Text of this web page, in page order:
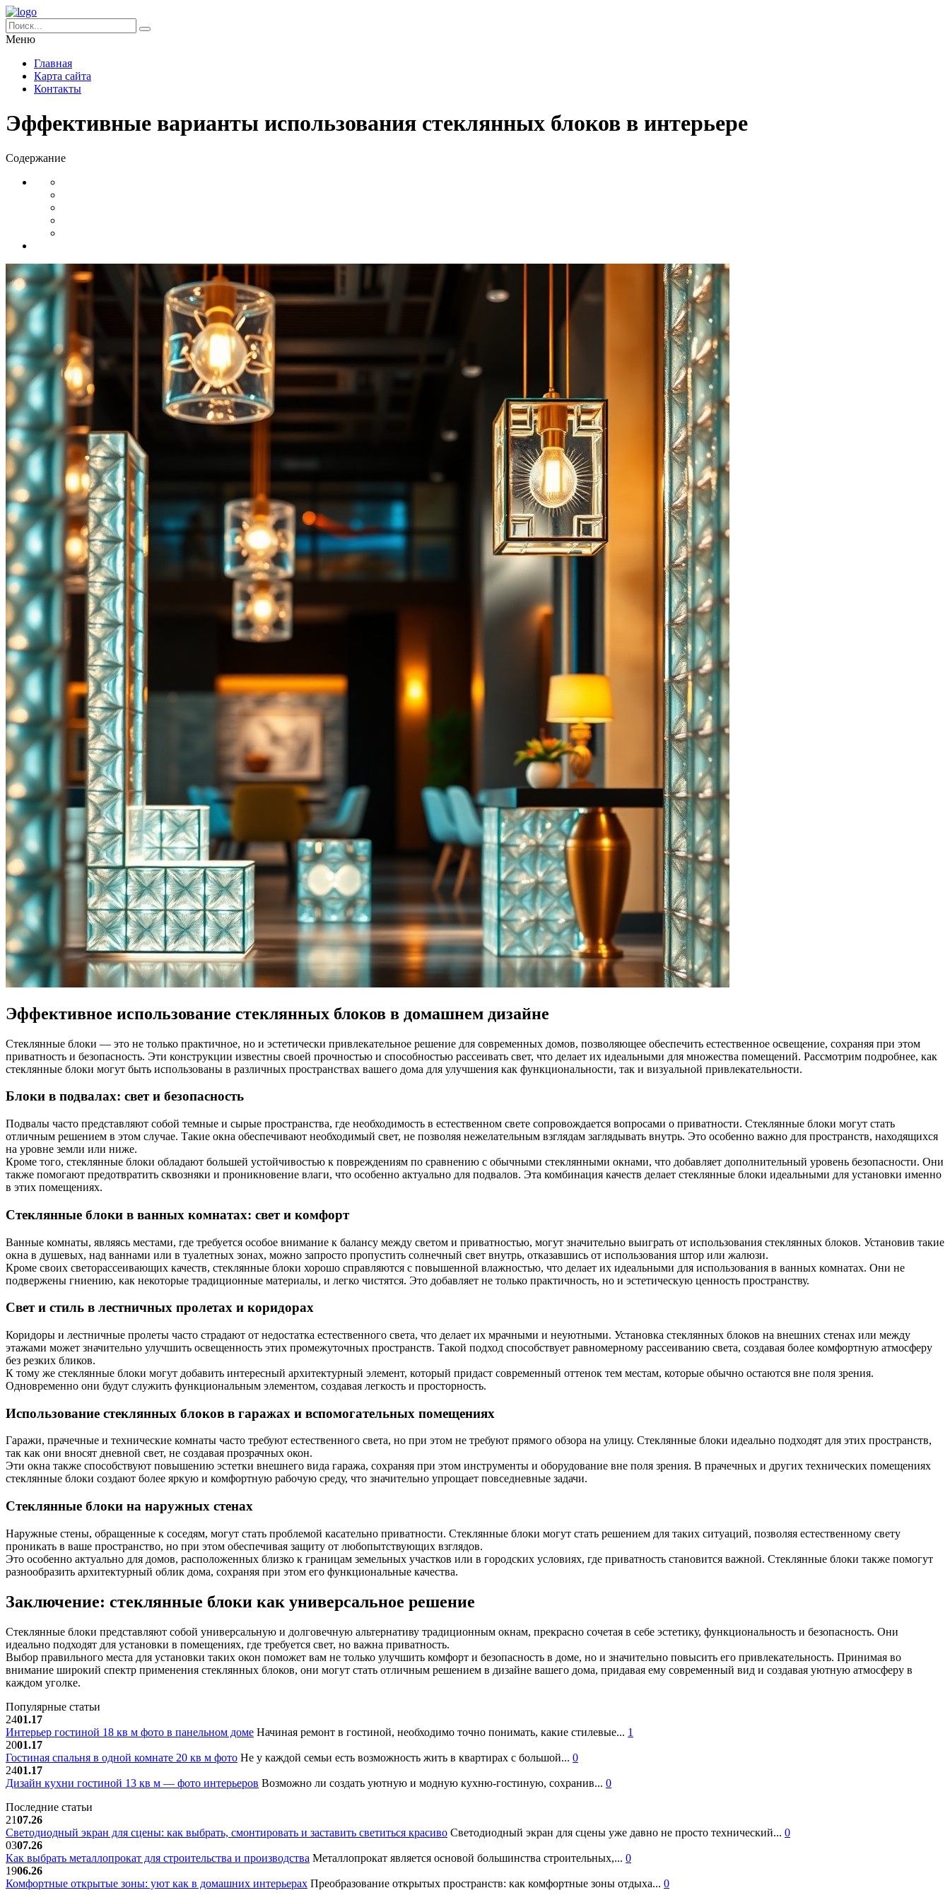
Меню
Главная
Карта сайта
Контакты
Эффективные варианты использования стеклянных блоков в интерьере
Содержание
Эффективное использование стеклянных блоков в домашнем дизайне
Стеклянные блоки — это не только практичное, но и эстетически привлекательное решение для современных домов, позволяющее обеспечить естественное освещение, сохраняя при этом
приватность и безопасность. Эти конструкции известны своей прочностью и способностью рассеивать свет, что делает их идеальными для множества помещений. Рассмотрим подробнее, как
стеклянные блоки могут быть использованы в различных пространствах вашего дома для улучшения как функциональности, так и визуальной привлекательности.
Блоки в подвалах: свет и безопасность
Подвалы часто представляют собой темные и сырые пространства, где необходимость в естественном свете сопровождается вопросами о приватности. Стеклянные блоки могут стать
отличным решением в этом случае. Такие окна обеспечивают необходимый свет, не позволяя нежелательным взглядам заглядывать внутрь. Это особенно важно для пространств, находящихся
на уровне земли или ниже.
Кроме того, стеклянные блоки обладают большей устойчивостью к повреждениям по сравнению с обычными стеклянными окнами, что добавляет дополнительный уровень безопасности. Они
также помогают предотвратить сквозняки и проникновение влаги, что особенно актуально для подвалов. Эта комбинация качеств делает стеклянные блоки идеальными для установки именно
в этих помещениях.
Стеклянные блоки в ванных комнатах: свет и комфорт
Ванные комнаты, являясь местами, где требуется особое внимание к балансу между светом и приватностью, могут значительно выиграть от использования стеклянных блоков. Установив такие
окна в душевых, над ваннами или в туалетных зонах, можно запросто пропустить солнечный свет внутрь, отказавшись от использования штор или жалюзи.
Кроме своих светорассеивающих качеств, стеклянные блоки хорошо справляются с повышенной влажностью, что делает их идеальными для использования в ванных комнатах. Они не
подвержены гниению, как некоторые традиционные материалы, и легко чистятся. Это добавляет не только практичность, но и эстетическую ценность пространству.
Свет и стиль в лестничных пролетах и коридорах
Коридоры и лестничные пролеты часто страдают от недостатка естественного света, что делает их мрачными и неуютными. Установка стеклянных блоков на внешних стенах или между
этажами может значительно улучшить освещенность этих промежуточных пространств. Такой подход способствует равномерному рассеиванию света, создавая более комфортную атмосферу
без резких бликов.
К тому же стеклянные блоки могут добавить интересный архитектурный элемент, который придаст современный оттенок тем местам, которые обычно остаются вне поля зрения.
Одновременно они будут служить функциональным элементом, создавая легкость и просторность.
Использование стеклянных блоков в гаражах и вспомогательных помещениях
Гаражи, прачечные и технические комнаты часто требуют естественного света, но при этом не требуют прямого обзора на улицу. Стеклянные блоки идеально подходят для этих пространств,
так как они вносят дневной свет, не создавая прозрачных окон.
Эти окна также способствуют повышению эстетки внешнего вида гаража, сохраняя при этом инструменты и оборудование вне поля зрения. В прачечных и других технических помещениях
стеклянные блоки создают более яркую и комфортную рабочую среду, что значительно упрощает повседневные задачи.
Стеклянные блоки на наружных стенах
Наружные стены, обращенные к соседям, могут стать проблемой касательно приватности. Стеклянные блоки могут стать решением для таких ситуаций, позволяя естественному свету
проникать в ваше пространство, но при этом обеспечивая защиту от любопытствующих взглядов.
Это особенно актуально для домов, расположенных близко к границам земельных участков или в городских условиях, где приватность становится важной. Стеклянные блоки также помогут
разнообразить архитектурный облик дома, сохраняя при этом его функциональные качества.
Заключение: стеклянные блоки как универсальное решение
Стеклянные блоки представляют собой универсальную и долговечную альтернативу традиционным окнам, прекрасно сочетая в себе эстетику, функциональность и безопасность. Они
идеально подходят для установки в помещениях, где требуется свет, но важна приватность.
Выбор правильного места для установки таких окон поможет вам не только улучшить комфорт и безопасность в доме, но и значительно повысить его привлекательность. Принимая во
внимание широкий спектр применения стеклянных блоков, они могут стать отличным решением в дизайне вашего дома, придавая ему современный вид и создавая уютную атмосферу в
каждом уголке.
Популярные статьи
2401.17
Интерьер гостиной 18 кв м фото в панельном доме Начиная ремонт в гостиной, необходимо точно понимать, какие стилевые... 1
2001.17
Гостиная спальня в одной комнате 20 кв м фото Не у каждой семьи есть возможность жить в квартирах с большой... 0
2401.17
Дизайн кухни гостиной 13 кв м — фото интерьеров Возможно ли создать уютную и модную кухню-гостиную, сохранив... 0
Последние статьи
2107.26
Светодиодный экран для сцены: как выбрать, смонтировать и заставить светиться красиво Светодиодный экран для сцены уже давно не просто технический... 0
0307.26
Как выбрать металлопрокат для строительства и производства Металлопрокат является основой большинства строительных,... 0
1906.26
Комфортные открытые зоны: уют как в домашних интерьерах Преобразование открытых пространств: как комфортные зоны отдыха... 0